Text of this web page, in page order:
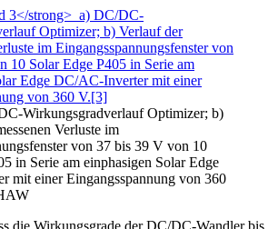
Wirkungsgradverlauf Optimizer; b)
Verluste im
von 37 bis 39 V von 10
in Serie am einphasigen Solar Edge
mit einer Eingangsspannung von 360
die Wirkungsgrade der DC/DC-Wandler bis